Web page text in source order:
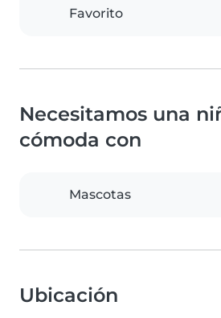
Favorito
Necesitamos una
cómoda con
Mascotas
Ubicación